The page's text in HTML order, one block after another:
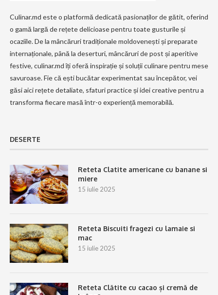
Culinar.md este o platformă dedicată pasionaților de gătit, oferind
o gamă largă de rețete delicioase pentru toate gusturile și
ocaziile. De la mâncăruri tradiționale moldovenești și preparate
internaționale, până la deserturi, mâncăruri de post și aperitive
festive, culinar.md îți oferă inspirație și soluții culinare pentru mese
savuroase. Fie că ești bucătar experimentat sau începător, vei
găsi aici rețete detaliate, sfaturi practice și idei creative pentru a
transforma fiecare masă într-o experiență memorabilă.
DESERTE
Reteta Clatite americane cu banane si
miere
15 iulie 2025
Reteta Biscuiti fragezi cu lamaie si
mac
15 iulie 2025
Reteta Clătite cu cacao și cremă de